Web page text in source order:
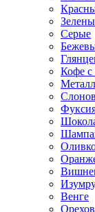
Серые
Кофе с
Венге